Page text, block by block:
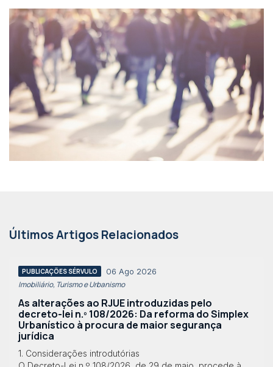
Últimos Artigos Relacionados
PUBLICAÇÕES SÉRVULO 06 Ago 2026
Imobiliário, Turismo e Urbanismo
As alterações ao RJUE introduzidas pelo
decreto-lei n.º 108/2026: Da reforma do Simplex
Urbanístico à procura de maior segurança
jurídica
1. Considerações introdutórias